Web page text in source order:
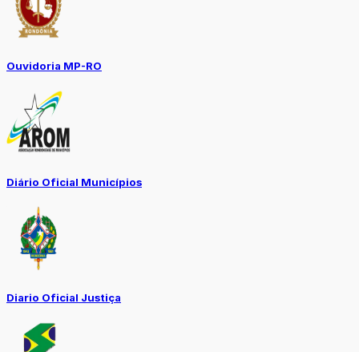
Ouvidoria MP-RO
Diário Oficial Municípios
Diario Oficial Justiça